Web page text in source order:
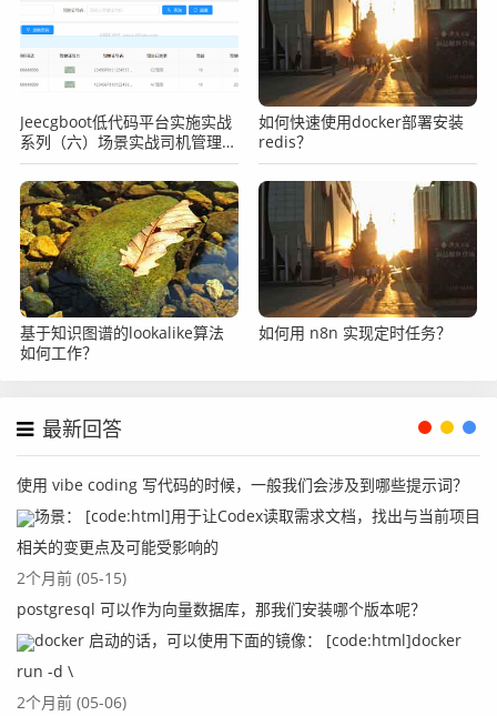
Jeecgboot低代码平台实施实战
系列（六）场景实战司机管理之
表单添加自定义按钮
如何快速使用docker部署安装
redis？
基于知识图谱的lookalike算法
如何工作？
如何用 n8n 实现定时任务？
最新回答
使用 vibe coding 写代码的时候，一般我们会涉及到哪些提示词？
场景： [code:html]用于让Codex读取需求文档，找出与当前项目
相关的变更点及可能受影响的
2个月前 (05-15)
postgresql 可以作为向量数据库，那我们安装哪个版本呢？
docker 启动的话，可以使用下面的镜像： [code:html]docker
run -d \
2个月前 (05-06)